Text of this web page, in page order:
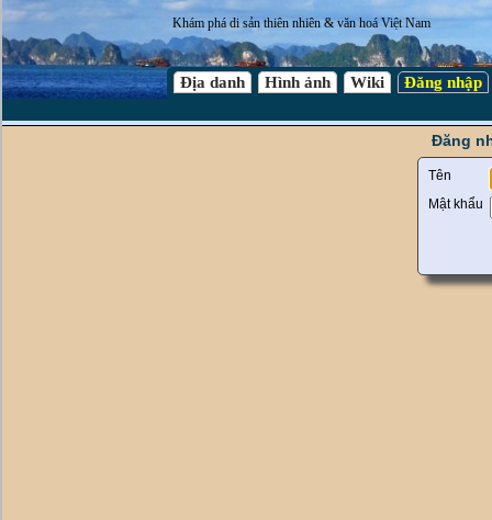
Khám phá di sản thiên nhiên & văn hoá Việt Nam
Địa danh Hình ảnh Wiki Đăng nhập
Đăng
Tên
Mật khẩu